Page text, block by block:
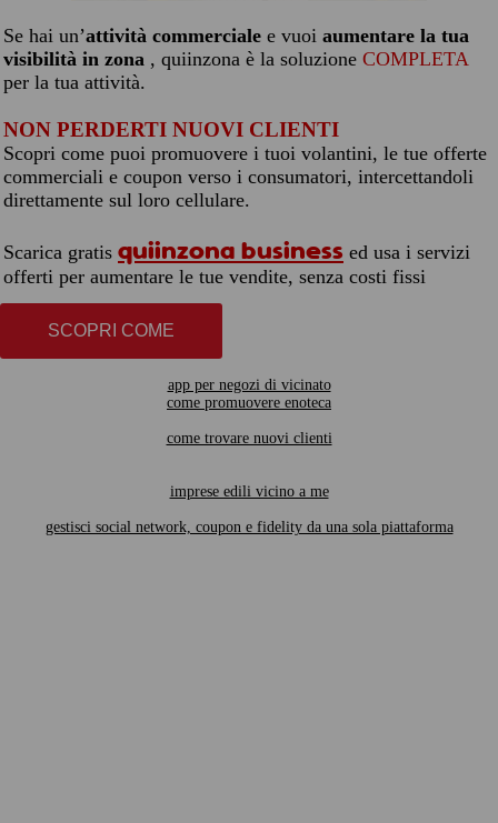
Se hai un’attività commerciale e vuoi aumentare la tua
visibilità in zona , quiinzona è la soluzione COMPLETA
per la tua attività.
NON PERDERTI NUOVI CLIENTI
Scopri come puoi promuovere i tuoi volantini, le tue offerte
commerciali e coupon verso i consumatori, intercettandoli
direttamente sul loro cellulare.
Scarica gratis quiinzona business ed usa i servizi
offerti per aumentare le tue vendite, senza costi fissi
SCOPRI COME
app per negozi di vicinato
come promuovere enoteca
come trovare nuovi clienti
imprese edili vicino a me
gestisci social network, coupon e fidelity da una sola piattaforma